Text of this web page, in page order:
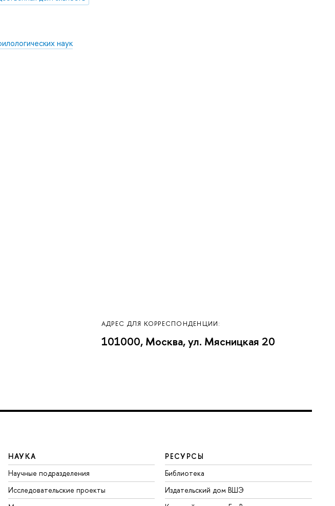
наук
АДРЕС ДЛЯ КОРРЕСПОНДЕНЦИИ:
101000, Москва, ул. Мясницкая 20
НАУКА
Научные подразделения
Исследовательские проекты
РЕСУРСЫ
Библиотека
Издательский дом ВШЭ